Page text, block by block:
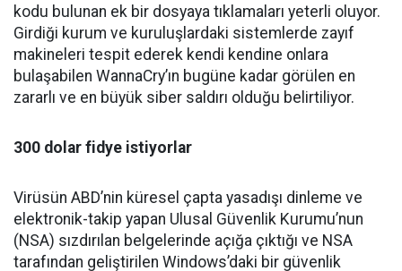
kodu bulunan ek bir dosyaya tıklamaları yeterli oluyor.
Girdiği kurum ve kuruluşlardaki sistemlerde zayıf
makineleri tespit ederek kendi kendine onlara
bulaşabilen WannaCry’ın bugüne kadar görülen en
zararlı ve en büyük siber saldırı olduğu belirtiliyor.
300 dolar fidye istiyorlar
Virüsün ABD’nin küresel çapta yasadışı dinleme ve
elektronik-takip yapan Ulusal Güvenlik Kurumu’nun
(NSA) sızdırılan belgelerinde açığa çıktığı ve NSA
tarafından geliştirilen Windows’daki bir güvenlik